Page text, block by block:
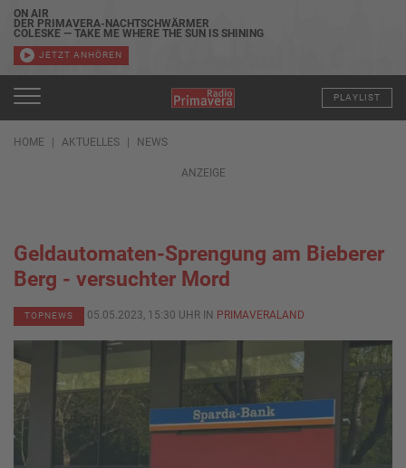
ON AIR
DER PRIMAVERA-NACHTSCHWÄRMER
COLESKE — TAKE ME WHERE THE SUN IS SHINING
JETZT ANHÖREN
PLAYLIST
HOME AKTUELLES NEWS
ANZEIGE
Geldautomaten-Sprengung am Bieberer
Berg - versuchter Mord
TOPNEWS 05.05.2023, 15:30 UHR IN PRIMAVERALAND